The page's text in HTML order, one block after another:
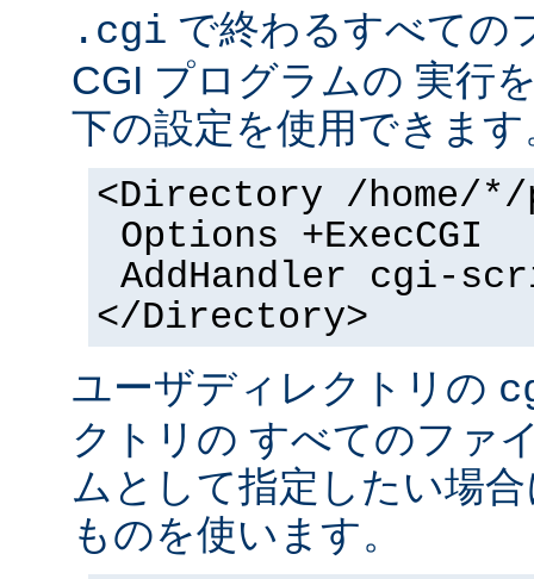
.cgi で終わるすべての
CGI プログラムの 実行
下の設定を使用できます
<Directory /home/
Options +ExecCGI
AddHandler cgi-
</Directory>
ユーザディレクトリの
クトリの すべてのファ
ムとして指定したい場
ものを使います。